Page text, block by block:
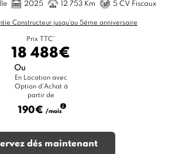
2025 12 753 Km 5 CV Fiscaux
Constructeur jusqu'au 5ème anniversaire
Prix TTC*
18 488€
Ou
En Location avec
Option d'Achat à
partir de
190€ /mois
dés maintenant